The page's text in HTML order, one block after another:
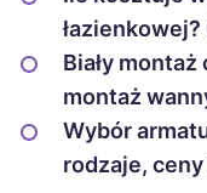
Biały
montaż
Wybór
rodzaje,